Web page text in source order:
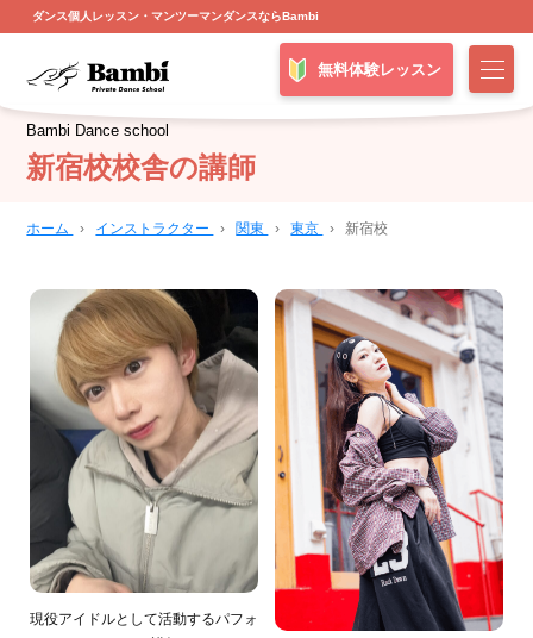
ダンス個人レッスン・マンツーマンダンスならBambi
無料体験レッスン
Bambi Dance school
新宿校校舎の講師
ホーム › インストラクター › 関東 › 東京 › 新宿校
現役アイドルとして活動するパフォ